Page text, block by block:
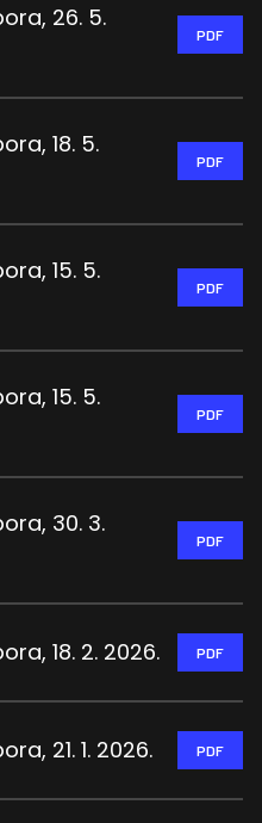
26. 5.
PDF
18. 5.
PDF
15. 5.
PDF
15. 5.
PDF
30. 3.
PDF
18. 2. 2026. PDF
21. 1. 2026. PDF